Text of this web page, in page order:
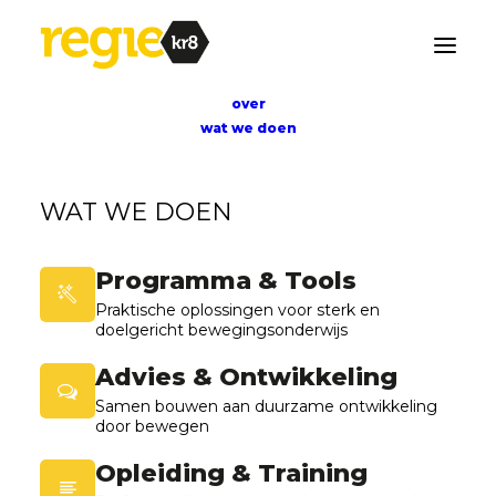
over
wat we doen
WAT WE DOEN
Programma & Tools
Praktische oplossingen voor sterk en
doelgericht bewegingsonderwijs
Advies & Ontwikkeling
Samen bouwen aan duurzame ontwikkeling
door bewegen
Opleiding & Training
Producten